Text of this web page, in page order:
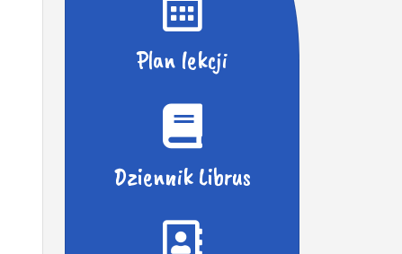
Plan lekcji
Dziennik Librus